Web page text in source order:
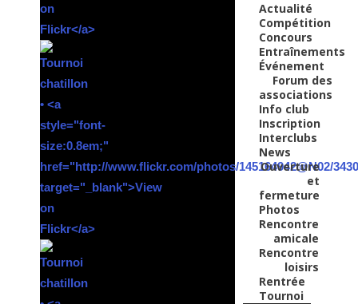
Actualité
Compétition
Concours
Entraînements
Événement
Forum des
associations
Info club
Inscription
Interclubs
News
Ouverture
et
fermeture
Photos
Rencontre
amicale
Rencontre
loisirs
Rentrée
Tournoi